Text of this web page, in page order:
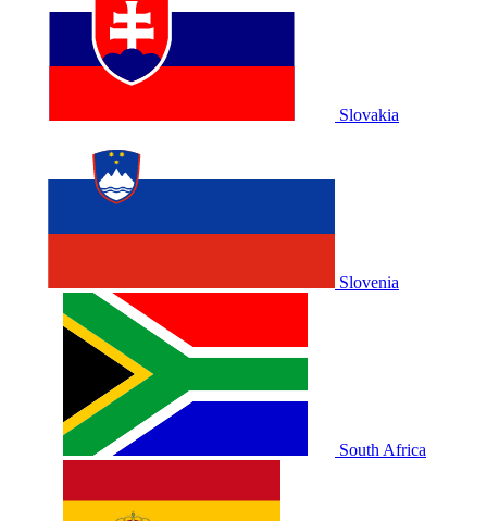
Slovakia
Slovenia
South Africa